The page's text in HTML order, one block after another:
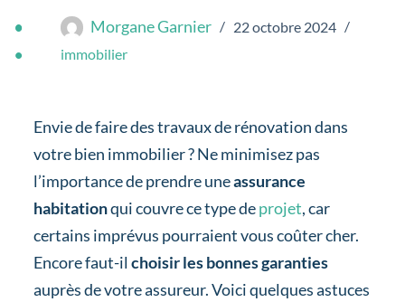
Morgane Garnier
22 octobre 2024
immobilier
Envie de faire des travaux de rénovation dans
votre bien immobilier ? Ne minimisez pas
l’importance de prendre uneassurance
habitationqui couvre ce type deprojet, car
certains imprévus pourraient vous coûter cher.
Encore faut-il choisir les bonnes garanties
auprès de votre assureur. Voici quelques astuces